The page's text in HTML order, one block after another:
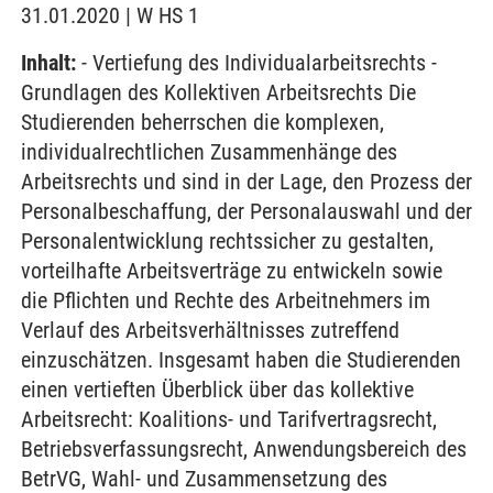
31.01.2020 | W HS 1
Inhalt: - Vertiefung des Individualarbeitsrechts -
Grundlagen des Kollektiven Arbeitsrechts Die
Studierenden beherrschen die komplexen,
individualrechtlichen Zusammenhänge des
Arbeitsrechts und sind in der Lage, den Prozess der
Personalbeschaffung, der Personalauswahl und der
Personalentwicklung rechtssicher zu gestalten,
vorteilhafte Arbeitsverträge zu entwickeln sowie
die Pflichten und Rechte des Arbeitnehmers im
Verlauf des Arbeitsverhältnisses zutreffend
einzuschätzen. Insgesamt haben die Studierenden
einen vertieften Überblick über das kollektive
Arbeitsrecht: Koalitions- und Tarifvertragsrecht,
Betriebsverfassungsrecht, Anwendungsbereich des
BetrVG, Wahl- und Zusammensetzung des